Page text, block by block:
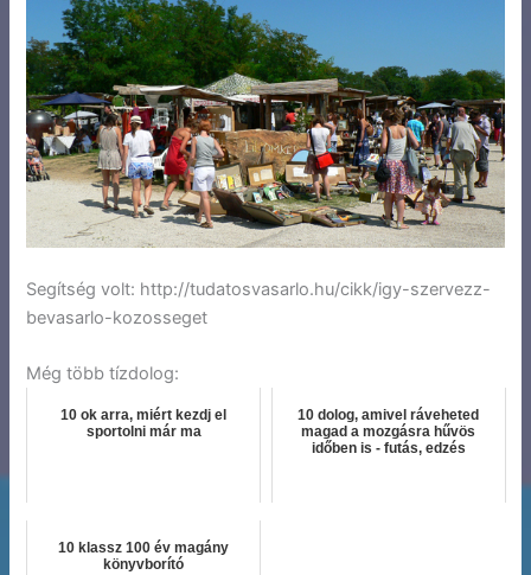
Segítség volt: http://tudatosvasarlo.hu/cikk/igy-szervezz-
bevasarlo-kozosseget
Még több tízdolog:
10 ok arra, miért kezdj el
sportolni már ma
10 dolog, amivel ráveheted
magad a mozgásra hűvös
időben is - futás, edzés
10 klassz 100 év magány
könyvborító